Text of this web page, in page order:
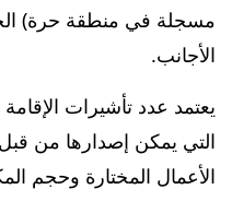
مسجلة في منطقة حرة)
الأجانب.
يعتمد عدد تأشيرات
التي يمكن إصدارها من
الأعمال المختارة وحجم